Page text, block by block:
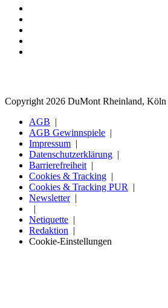
Copyright 2026 DuMont Rheinland, Köln
AGB
AGB Gewinnspiele
Impressum
Datenschutzerklärung
Barrierefreiheit
Cookies & Tracking
Cookies & Tracking PUR
Newsletter
Netiquette
Redaktion
Cookie-Einstellungen